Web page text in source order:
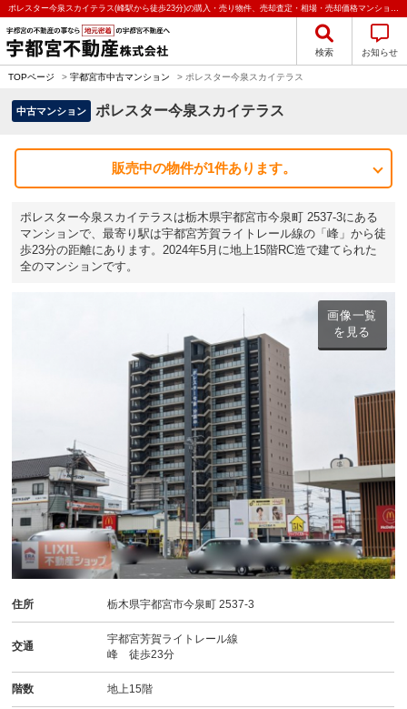
ポレスター今泉スカイテラス(峰駅から徒歩23分)の購入・売り物件、売却査定・相場・売却価格マンション情報｜宇都宮不動産株式会社
検索 お知らせ
TOPページ > 宇都宮市中古マンション > ポレスター今泉スカイテラス
中古マンション ポレスター今泉スカイテラス
販売中の物件が1件あります。
ポレスター今泉スカイテラスは栃木県宇都宮市今泉町 2537-3にある
マンションで、最寄り駅は宇都宮芳賀ライトレール線の「峰」から徒
歩23分の距離にあります。2024年5月に地上15階RC造で建てられた
全のマンションです。
画像一覧
を見る
住所 栃木県宇都宮市今泉町 2537-3
交通
宇都宮芳賀ライトレール線
峰 徒歩23分
階数 地上15階